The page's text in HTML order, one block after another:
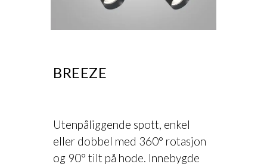
BREEZE
Utenpåliggende spott, enkel
eller dobbel med 360° rotasjon
og 90° tilt på hode. Innebygde